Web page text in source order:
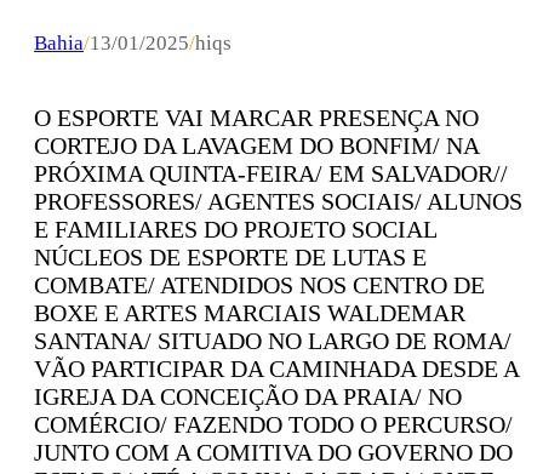
Bahia/13/01/2025/hiqs
O ESPORTE VAI MARCAR PRESENÇA NO
CORTEJO DA LAVAGEM DO BONFIM/ NA
PRÓXIMA QUINTA-FEIRA/ EM SALVADOR//
PROFESSORES/ AGENTES SOCIAIS/ ALUNOS
E FAMILIARES DO PROJETO SOCIAL
NÚCLEOS DE ESPORTE DE LUTAS E
COMBATE/ ATENDIDOS NOS CENTRO DE
BOXE E ARTES MARCIAIS WALDEMAR
SANTANA/ SITUADO NO LARGO DE ROMA/
VÃO PARTICIPAR DA CAMINHADA DESDE A
IGREJA DA CONCEIÇÃO DA PRAIA/ NO
COMÉRCIO/ FAZENDO TODO O PERCURSO/
JUNTO COM A COMITIVA DO GOVERNO DO